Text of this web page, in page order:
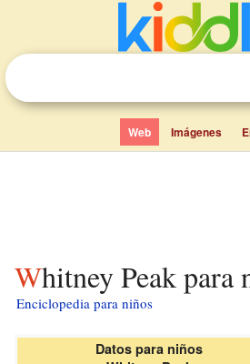
Web Imágenes
Whitney Peak para
Enciclopedia para niños
Datos para niños